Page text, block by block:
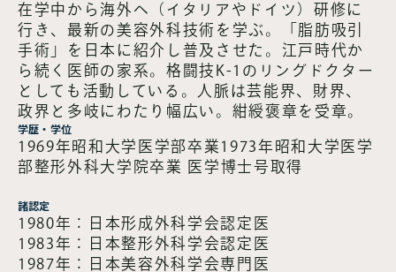
2015.03.25
第1話
【監修：Dr.高須克弥】YES
な男 第1話
無料
在学中から海外へ（イタリアやドイツ）研修に
行き、最新の美容外科技術を学ぶ。「脂肪吸引
手術」を日本に紹介し普及させた。江戸時代か
ら続く医師の家系。格闘技K-1のリングドクター
としても活動している。人脈は芸能界、財界、
政界と多岐にわたり幅広い。紺綬褒章を受章。
学歴・学位
1969年昭和大学医学部卒業1973年昭和大学医学
部整形外科大学院卒業 医学博士号取得
諸認定
1980年：日本形成外科学会認定医
1983年：日本整形外科学会認定医
1987年：日本美容外科学会専門医